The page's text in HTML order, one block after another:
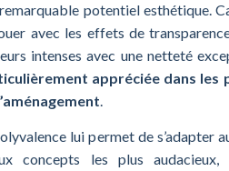
potentiel esthétique.
avec les effets de
intenses avec une netteté
appréciée dans
.
lui permet de s’adapter
concepts les plus